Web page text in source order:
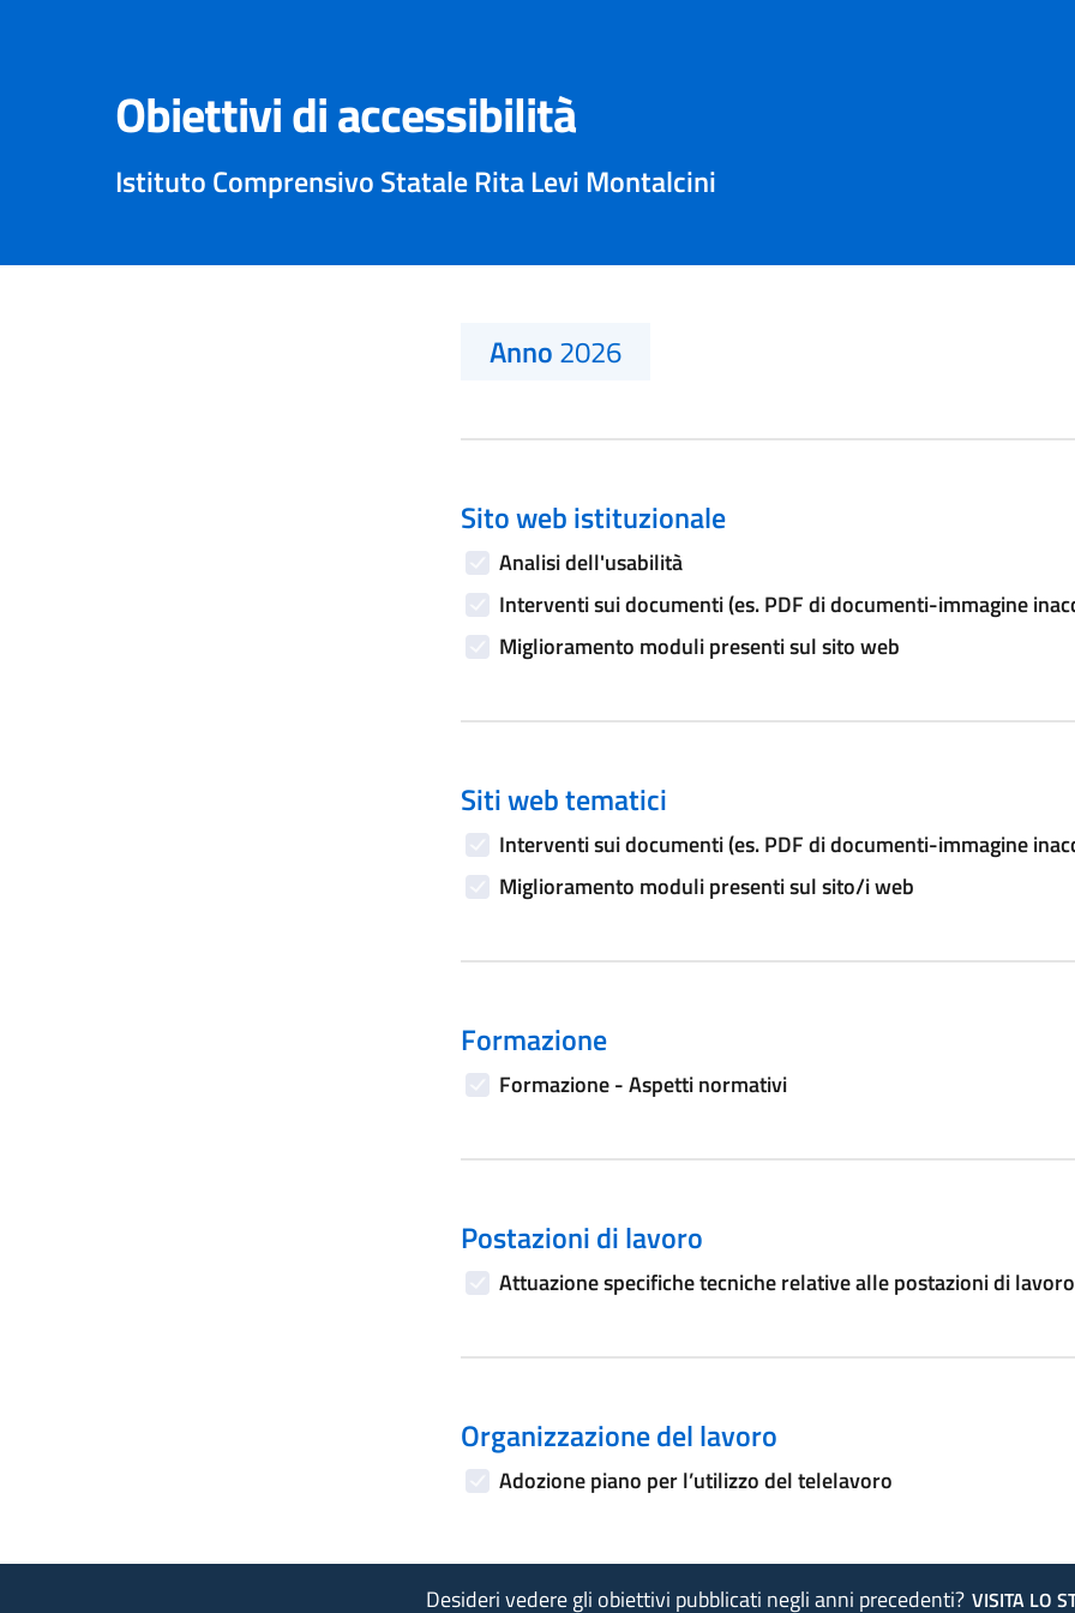
Obiettivi di accessibilità
Istituto Comprensivo Statale Rita Levi Montalcini
Anno2026
Sito web istituzionale
Analisi dell'usabilità
Interventi sui documenti (es. PDF di documenti-immagine
Miglioramento moduli presenti sul sito web
Siti web tematici
Interventi sui documenti (es. PDF di documenti-immagine
Miglioramento moduli presenti sul sito/i web
Formazione
Formazione - Aspetti normativi
Postazioni di lavoro
Attuazione specifiche tecniche relative alle postazioni di lavoro
Organizzazione del lavoro
Adozione piano per l’utilizzo del telelavoro
Desideri vedere gli obiettivi pubblicati negli anni precedenti? VISITA LO